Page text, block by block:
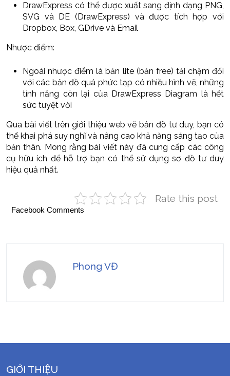
DrawExpress có thể được xuất sang định dạng PNG,
SVG và DE (DrawExpress) và được tích hợp với
Dropbox, Box, GDrive và Email
Nhược điểm:
Ngoài nhược điểm là bản lite (bản free) tải chậm đối
với các bản đồ quá phức tạp có nhiều hình vẽ, những
tính năng còn lại của DrawExpress Diagram là hết
sức tuyệt vời
Qua bài viết trên giới thiệu web vẽ bản đồ tư duy, bạn có
thể khai phá suy nghĩ và nâng cao khả năng sáng tạo của
bản thân. Mong rằng bài viết này đã cung cấp các công
cụ hữu ích để hỗ trợ bạn có thể sử dụng sơ đồ tư duy
hiệu quả nhất.
Rate this post
Facebook Comments
Phong VĐ
GIỚI THIỆU